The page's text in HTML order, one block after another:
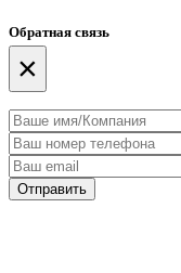
Обратная связь
×
Отправить